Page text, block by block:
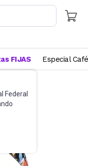
Federal
FIJAS Especial Café